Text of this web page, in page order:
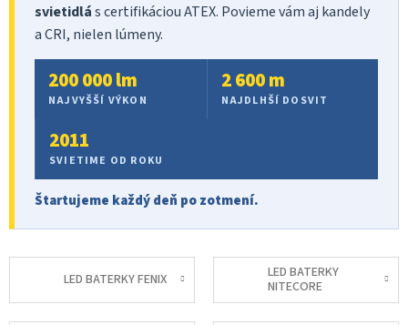
svietidlás certifikáciou ATEX. Povieme vám aj kandely
a CRI, nielen lúmeny.
200 000 lm
NAJVYŠŠÍ VÝKON
2 600 m
NAJDLHŠÍ DOSVIT
2011
SVIETIME OD ROKU
Štartujeme každý deň po zotmení.
LED BATERKY FENIX
LED BATERKY
NITECORE